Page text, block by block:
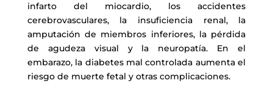
infarto del miocardio, los accidentes
cerebrovasculares, la insuficiencia renal, la
amputación de miembros inferiores, la pérdida
de agudeza visual y la neuropatía. En el
embarazo, la diabetes mal controlada aumenta el
riesgo de muerte fetal y otras complicaciones.